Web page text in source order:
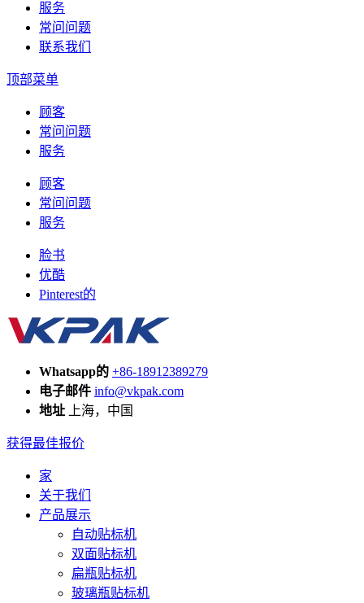
服务
常问问题
联系我们
顶部菜单
顾客
常问问题
服务
顾客
常问问题
服务
脸书
优酷
Pinterest的
Whatsapp的 +86-18912389279
电子邮件 info@vkpak.com
地址 上海，中国
获得最佳报价
家
关于我们
产品展示
自动贴标机
双面贴标机
扁瓶贴标机
玻璃瓶贴标机